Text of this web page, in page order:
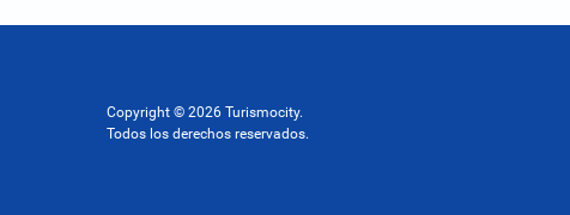
Copyright © 2026 Turismocity.
Todos los derechos reservados.